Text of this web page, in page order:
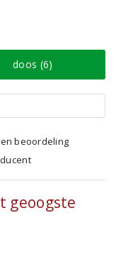
doos (6)
beoordeling
geoogste